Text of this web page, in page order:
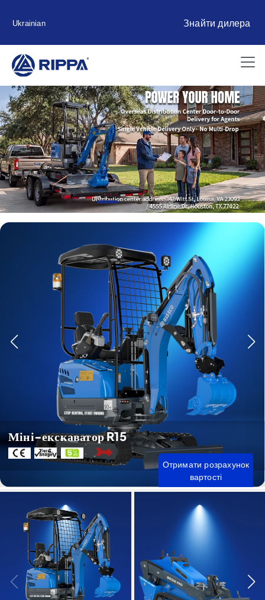
Ukrainian Знайти дилера
Міні-екскаватор R15
Отримати розрахунок
вартості